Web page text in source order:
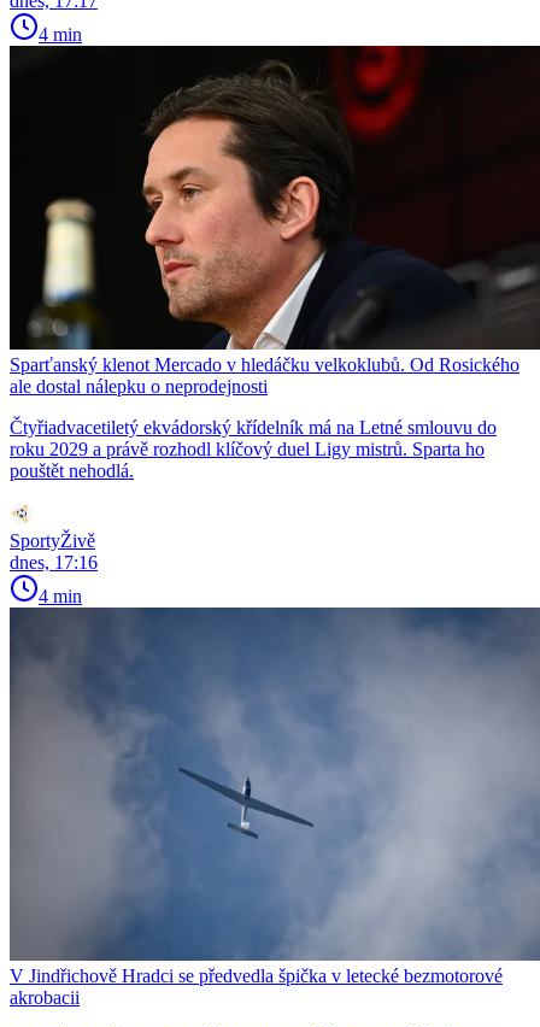
4 min
Sparťanský klenot Mercado v hledáčku velkoklubů. Od Rosického
ale dostal nálepku o neprodejnosti
Čtyřiadvacetiletý ekvádorský křídelník má na Letné smlouvu do
roku 2029 a právě rozhodl klíčový duel Ligy mistrů. Sparta ho
pouštět nehodlá.
SportyŽivě
dnes, 17:16
4 min
V Jindřichově Hradci se předvedla špička v letecké bezmotorové
akrobacii